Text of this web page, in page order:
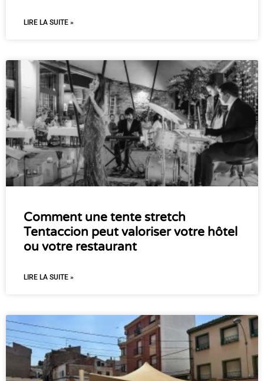
LIRE LA SUITE »
Comment une tente stretch
Tentaccion peut valoriser votre hôtel
ou votre restaurant
LIRE LA SUITE »